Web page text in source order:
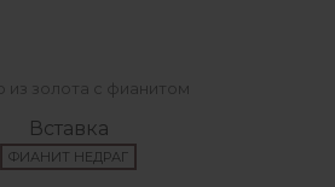
из золота с фианитом
Вставка
ФИАНИТ НЕДРАГ